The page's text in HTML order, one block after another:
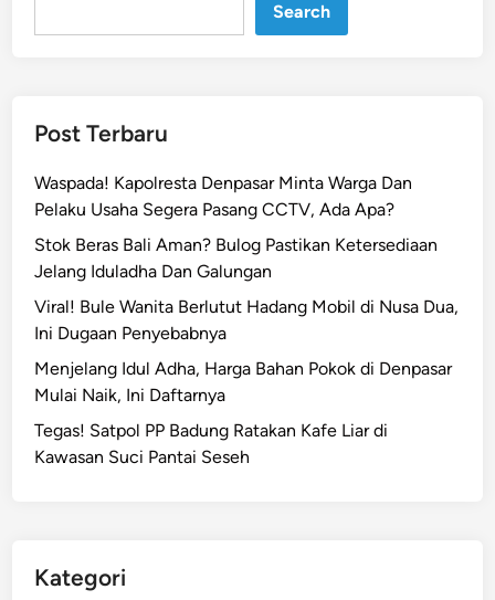
Search
Post Terbaru
Waspada! Kapolresta Denpasar Minta Warga Dan
Pelaku Usaha Segera Pasang CCTV, Ada Apa?
Stok Beras Bali Aman? Bulog Pastikan Ketersediaan
Jelang Iduladha Dan Galungan
Viral! Bule Wanita Berlutut Hadang Mobil di Nusa Dua,
Ini Dugaan Penyebabnya
Menjelang Idul Adha, Harga Bahan Pokok di Denpasar
Mulai Naik, Ini Daftarnya
Tegas! Satpol PP Badung Ratakan Kafe Liar di
Kawasan Suci Pantai Seseh
Kategori